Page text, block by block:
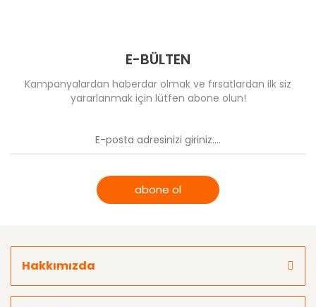
E-BÜLTEN
Kampanyalardan haberdar olmak ve fırsatlardan ilk siz
yararlanmak için lütfen abone olun!
abone ol
Hakkımızda